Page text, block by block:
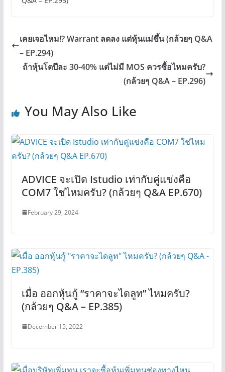
เคยเจอไหม!? Warrant ลดลง แต่หุ้นแม่ขึ้น (กล้วยๆ Q&A
– EP.294)
ถ้าหุ้นโตปีละ 30-40% แต่ไม่มี MOS ควรซื้อไหมครับ?
(กล้วยๆ Q&A – EP.296)
You May Also Like
ADVICE จะเปิด Istudio เท่ากับคู่แข่งคือ
COM7 ใช่ไหมครับ? (กล้วยๆ Q&A EP.670)
February 29, 2024
เมื่อ ออกหุ้นกู้ “ราคาจะไดลูท” ไหมครับ?
(กล้วยๆ Q&A – EP.385)
December 15, 2022